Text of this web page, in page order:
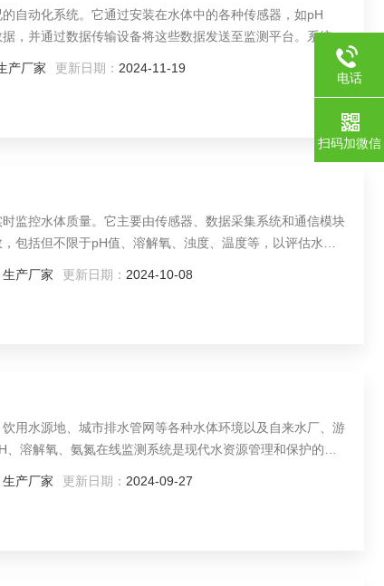
自动化系统。它通过安装在水体中的各种传感器，如pH
，并通过数据传输设备将这些数据发送至监测平台。系统能
产厂家 更新日期： 2024-11-19
监控水体质量。它主要由传感器、数据采集系统和通信模块
包括但不限于pH值、溶解氧、浊度、温度等，以评估水质
生产厂家 更新日期： 2024-10-08
用水源地、城市排水管网等各种水体环境以及自来水厂、游
溶解氧、氨氮在线监测系统是现代水资源管理和保护的重
生产厂家 更新日期： 2024-09-27
电话
扫码加微信